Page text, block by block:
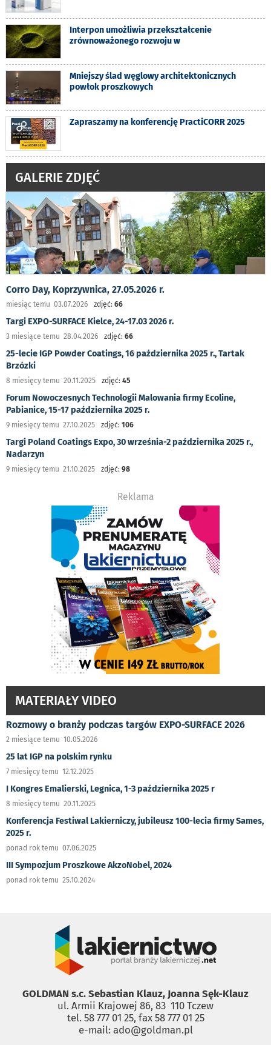
Interpon umożliwia przekształcenie
zrównoważonego rozwoju w
Mniejszy ślad węglowy architektonicznych
powłok proszkowych
Zapraszamy na konferencję PractiCORR 2025
GALERIE ZDJĘĆ
Corro Day, Koprzywnica, 27.05.2026 r.
miesiąc temu 03.07.2026 zdjęć: 66
Targi EXPO-SURFACE Kielce, 24-17.03 2026 r.
3 miesiące temu 28.04.2026 zdjęć: 66
25-lecie IGP Powder Coatings, 16 października 2025 r., Tartak
Brzózki
8 miesięcy temu 20.11.2025 zdjęć: 45
Forum Nowoczesnych Technologii Malowania firmy Ecoline,
Pabianice, 15-17 października 2025 r.
9 miesięcy temu 27.10.2025 zdjęć: 106
Targi Poland Coatings Expo, 30 września-2 października 2025 r.,
Nadarzyn
9 miesięcy temu 21.10.2025 zdjęć: 98
Reklama
MATERIAŁY VIDEO
Rozmowy o branży podczas targów EXPO-SURFACE 2026
2 miesiące temu 10.05.2026
25 lat IGP na polskim rynku
7 miesięcy temu 12.12.2025
I Kongres Emalierski, Legnica, 1-3 października 2025 r
8 miesięcy temu 20.11.2025
Konferencja Festiwal Lakierniczy, jubileusz 100-lecia firmy Sames,
2025 r.
ponad rok temu 07.06.2025
III Sympozjum Proszkowe AkzoNobel, 2024
ponad rok temu 25.10.2024
GOLDMAN s.c. Sebastian Klauz, Joanna Sęk-Klauz
ul. Armii Krajowej 86, 83 ­ 110 Tczew
tel. 58 777 01 25, fax 58 777 01 25
e-mail: ado@goldman.pl